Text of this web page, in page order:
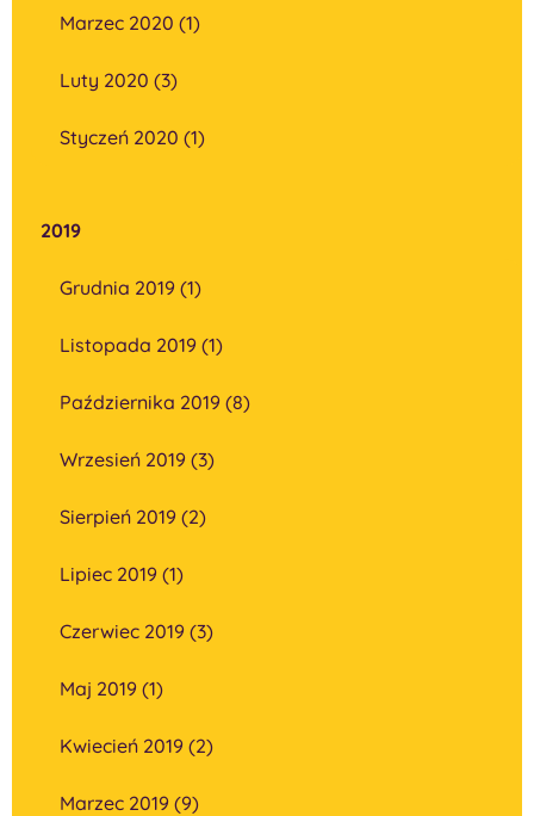
Marzec 2020 (1)
Luty 2020 (3)
Styczeń 2020 (1)
2019
Grudnia 2019 (1)
Listopada 2019 (1)
Października 2019 (8)
Wrzesień 2019 (3)
Sierpień 2019 (2)
Lipiec 2019 (1)
Czerwiec 2019 (3)
Maj 2019 (1)
Kwiecień 2019 (2)
Marzec 2019 (9)